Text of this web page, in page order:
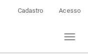
Cadastro Acesso
Toggle